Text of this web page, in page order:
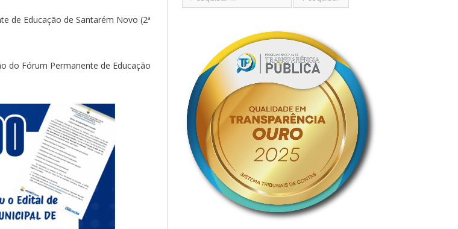
de Educação de Santarém Novo (2ª
do Fórum Permanente de Educação